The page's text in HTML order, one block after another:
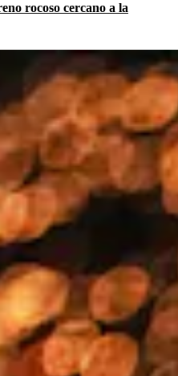
rocoso cercano a la